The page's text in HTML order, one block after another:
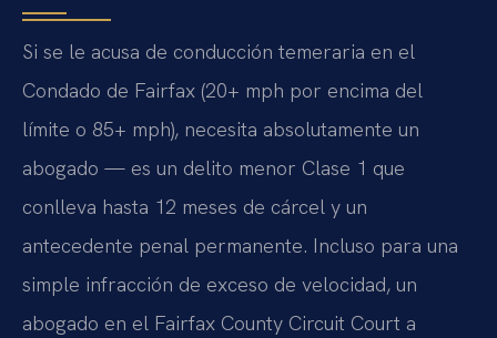
Si se le acusa de conducción temeraria en el
Condado de Fairfax (20+ mph por encima del
límite o 85+ mph), necesita absolutamente un
abogado — es un delito menor Clase 1 que
conlleva hasta 12 meses de cárcel y un
antecedente penal permanente. Incluso para una
simple infracción de exceso de velocidad, un
abogado en el Fairfax County Circuit Court a